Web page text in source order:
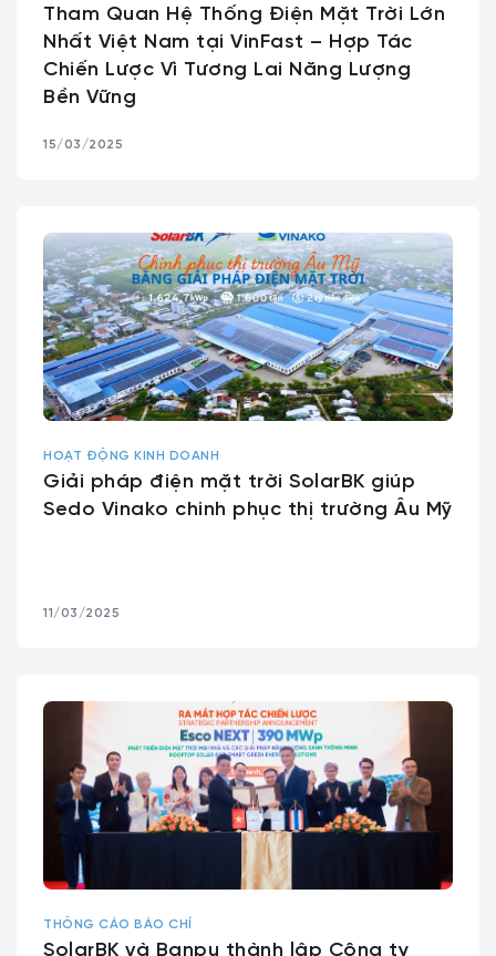
Tham Quan Hệ Thống Điện Mặt Trời Lớn
Nhất Việt Nam tại VinFast – Hợp Tác
Chiến Lược Vì Tương Lai Năng Lượng
Bền Vững
15/03/2025
HOẠT ĐỘNG KINH DOANH
Giải pháp điện mặt trời SolarBK giúp
Sedo Vinako chinh phục thị trường Âu Mỹ
11/03/2025
THÔNG CÁO BÁO CHÍ
SolarBK và Banpu thành lập Công ty